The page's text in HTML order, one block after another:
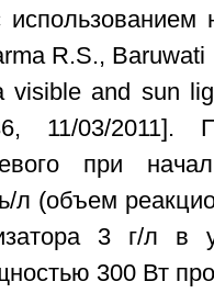
использованием
R.S.,
visible and sun
11/03/2011].
при
л (объем
3 г/л в
300 Вт